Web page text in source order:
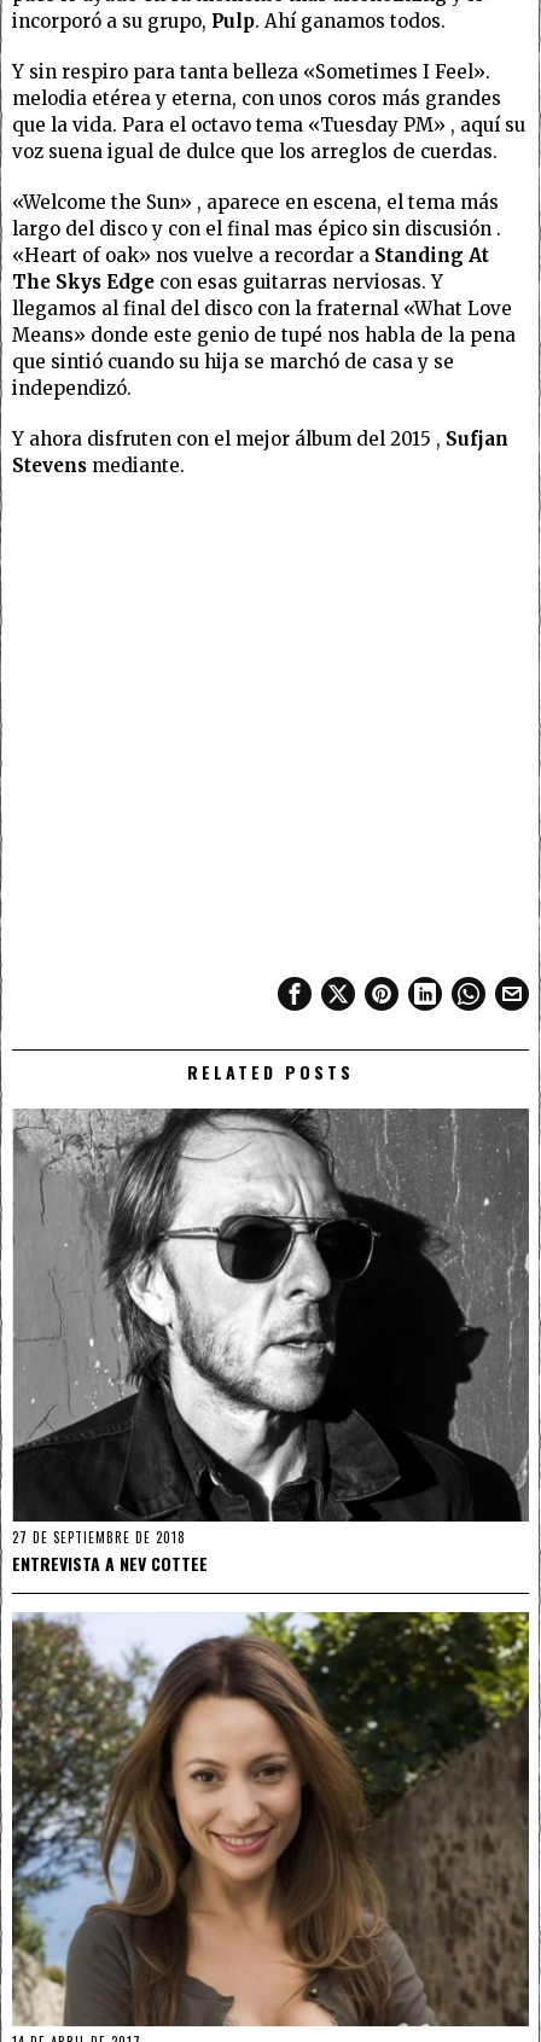
incorporó a su grupo, Pulp. Ahí ganamos todos.
Y sin respiro para tanta belleza «Sometimes I Feel».
melodia etérea y eterna, con unos coros más grandes
que la vida. Para el octavo tema «Tuesday PM» , aquí su
voz suena igual de dulce que los arreglos de cuerdas.
«Welcome the Sun» , aparece en escena, el tema más
largo del disco y con el final mas épico sin discusión .
«Heart of oak» nos vuelve a recordar a Standing At
The Skys Edge con esas guitarras nerviosas. Y
llegamos al final del disco con la fraternal «What Love
Means» donde este genio de tupé nos habla de la pena
que sintió cuando su hija se marchó de casa y se
independizó.
Y ahora disfruten con el mejor álbum del 2015 , Sufjan
Stevens mediante.
RELATED POSTS
27 DE SEPTIEMBRE DE 2018
ENTREVISTA A NEV COTTEE